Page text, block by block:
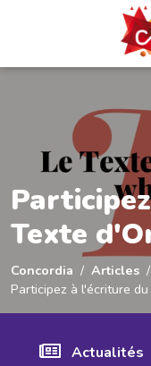
Texte
Concordia
Articles
Participez à l'écriture
Actualités
Panneau de gestion